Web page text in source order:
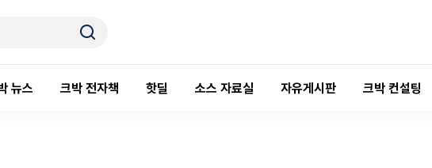
뉴스 크박 전자책 핫딜 소스 자료실 자유게시판 크박 컨설팅